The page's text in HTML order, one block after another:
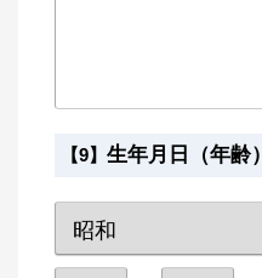
【9】 生年月日（年齢）